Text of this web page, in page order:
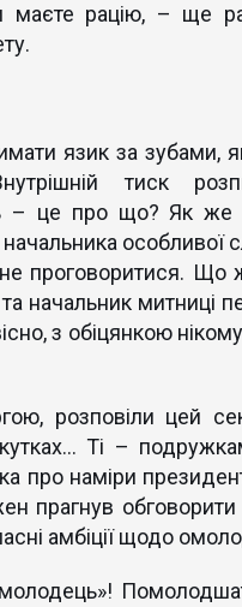
маєте рацію, – ще
язик за зубами,
тиск
– це про що? Як
особливої
проговоритися. Що
та начальник
​​з обіцянкою
розповіли цей
кутках… Ті –
про наміри
прагнув
амбіції щодо